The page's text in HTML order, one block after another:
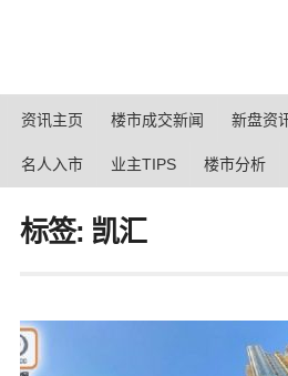
资讯主页 楼市成交新闻 新盘资
名人入市 业主TIPS 楼市分析
标签: 凯汇